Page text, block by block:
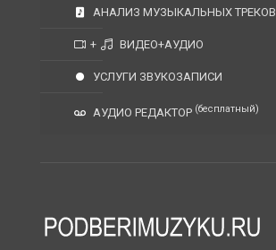
АНАЛИЗ МУЗЫКАЛЬНЫХ ТРЕКОВ
+ ВИДЕО+АУДИО
УСЛУГИ ЗВУКОЗАПИСИ
АУДИО РЕДАКТОР (бесплатный)